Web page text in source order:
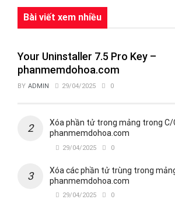
Bài viết xem nhiều
Your Uninstaller 7.5 Pro Key –
phanmemdohoa.com
BY ADMIN 29/04/2025 0
Xóa phần tử trong mảng trong C/
phanmemdohoa.com
29/04/2025 0
Xóa các phần tử trùng trong
phanmemdohoa.com
29/04/2025 0